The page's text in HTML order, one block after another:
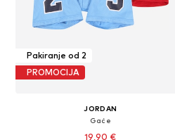
Pakiranje od 2
PROMOCIJA
JORDAN
Gaće
19,90 €